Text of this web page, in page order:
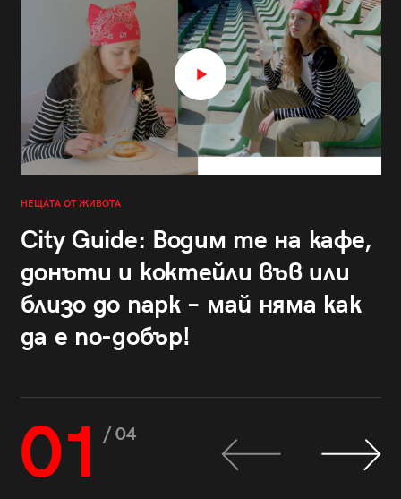
НЕЩАТА ОТ ЖИВОТА
City Guide: Водим те на кафе,
донъти и коктейли във или
близо до парк – май няма как
да е по-добър!
01 / 04